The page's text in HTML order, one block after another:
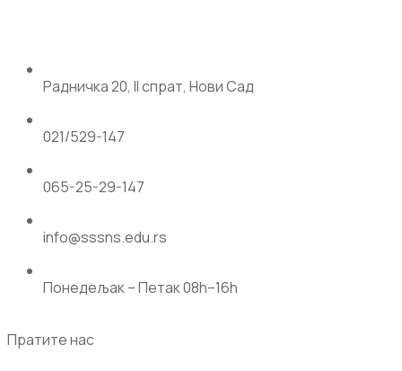
Радничка 20, II спрат, Нови Сад
021/529-147
065-25-29-147
info@sssns.edu.rs
Понедељак – Петак 08h–16h
Пратите нас